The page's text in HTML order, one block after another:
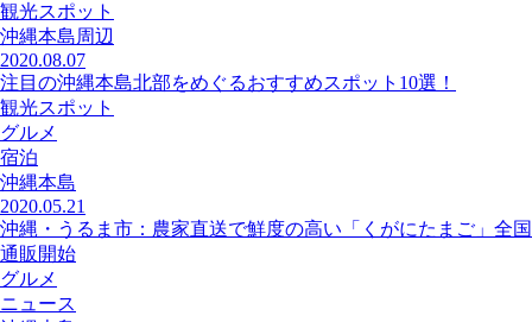
観光スポット
沖縄本島周辺
2020.08.07
注目の沖縄本島北部をめぐるおすすめスポット10選！
観光スポット
グルメ
宿泊
沖縄本島
2020.05.21
沖縄・うるま市：農家直送で鮮度の高い「くがにたまご」全国
通販開始
グルメ
ニュース